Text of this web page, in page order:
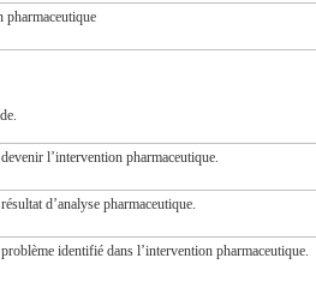
pharmaceutique
l’intervention pharmaceutique.
d’analyse pharmaceutique.
identifié dans l’intervention pharmaceutique.